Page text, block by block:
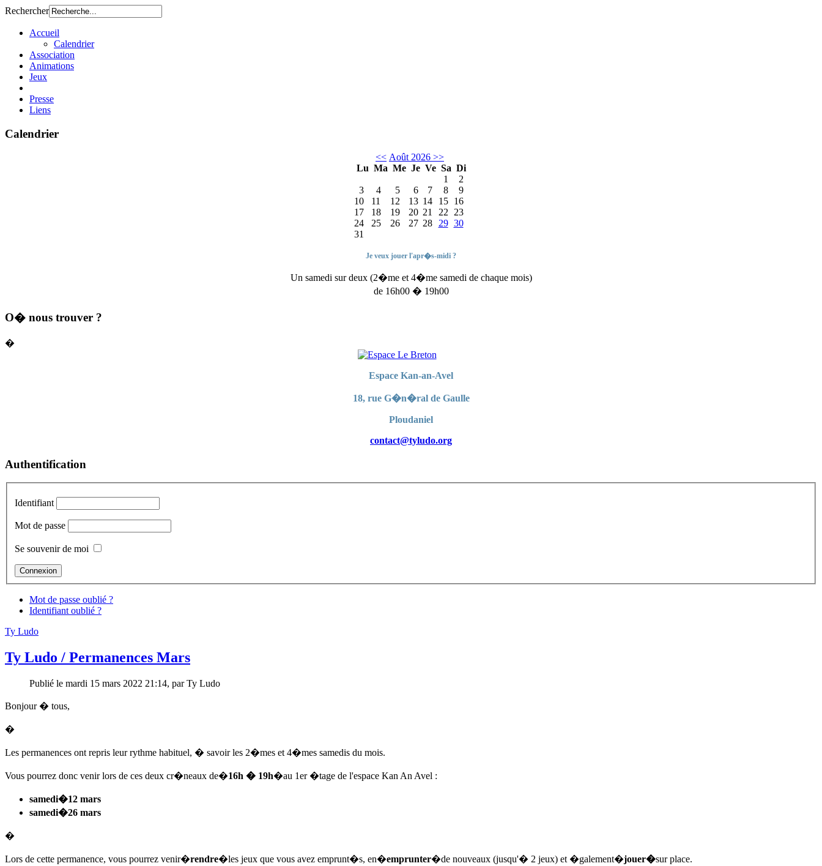
Rechercher
Accueil
Calendrier
Association
Animations
Jeux
Presse
Liens
Calendrier
<< Août 2026 >>
Lu Ma Me Je Ve Sa Di
1
2
3
4 5 6 7 8
9
10
11 12 13 14 15
16
17
18 19 20 21 22 23
24
25 26 27 28 29 30
31
Je veux jouer l'apr�s-midi ?
Un samedi sur deux (2�me et 4�me samedi de chaque mois)
de 16h00 � 19h00
O� nous trouver ?
�
Espace Kan-an-Avel
18, rue G�n�ral de Gaulle
Ploudaniel
contact@tyludo.org
Authentification
Identifiant
Mot de passe
Se souvenir de moi
Mot de passe oublié ?
Identifiant oublié ?
Ty Ludo
Ty Ludo / Permanences Mars
Publié le mardi 15 mars 2022 21:14, par Ty Ludo
Bonjour � tous,
�
Les permanences ont repris leur rythme habituel, � savoir les 2�mes et 4�mes samedis du mois.
Vous pourrez donc venir lors de ces deux cr�neaux de�16h � 19h�au 1er �tage de l'espace Kan An Avel :
samedi�12 mars
samedi�26 mars
�
Lors de cette permanence, vous pourrez venir�rendre�les jeux que vous avez emprunt�s, en�emprunter�de nouveaux (jusqu'� 2 jeux) et �galement�jouer�sur place.